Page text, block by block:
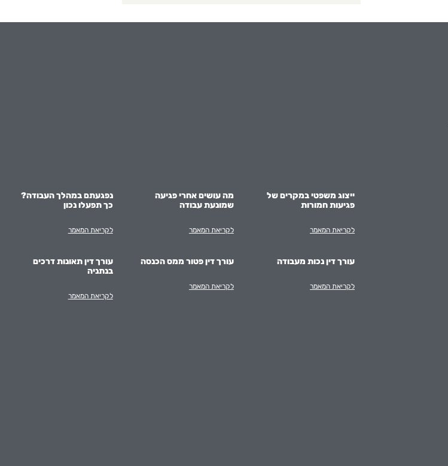
ייצוג משפטי במקרים של
פגיעות חמורות
לקריאת המאמר
מה עושים אחרי פגיעה
שמונעת עבודה
לקריאת המאמר
נפגעתם במהלך העבודה?
כך תפעלו נכון
לקריאת המאמר
עורך דין נכות מעבודה
לקריאת המאמר
עורך דין פטור ממס הכנסה
לקריאת המאמר
עורך דין תאונות דרכים
בנתניה
לקריאת המאמר